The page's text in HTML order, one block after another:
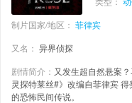
制片国家/地区： 菲律宾
又名： 异界侦探
剧情简介： 又发生超自然悬案
灵探特莱丝#》改编自菲律宾
的恐怖民间传说。